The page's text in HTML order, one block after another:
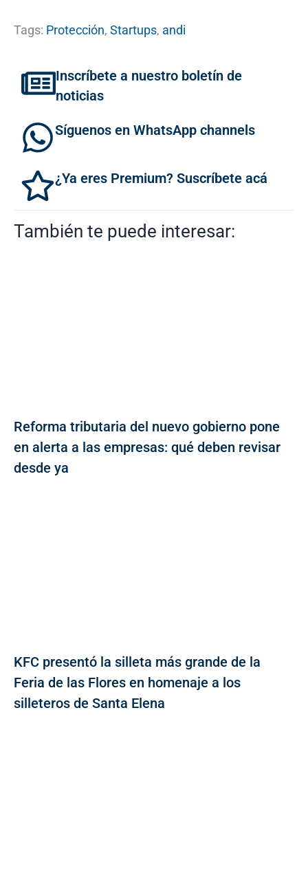
Tags: Protección, Startups, andi
Inscríbete a nuestro boletín de
noticias
Síguenos en WhatsApp channels
¿Ya eres Premium? Suscríbete acá
También te puede interesar:
Reforma tributaria del nuevo gobierno pone
en alerta a las empresas: qué deben revisar
desde ya
KFC presentó la silleta más grande de la
Feria de las Flores en homenaje a los
silleteros de Santa Elena